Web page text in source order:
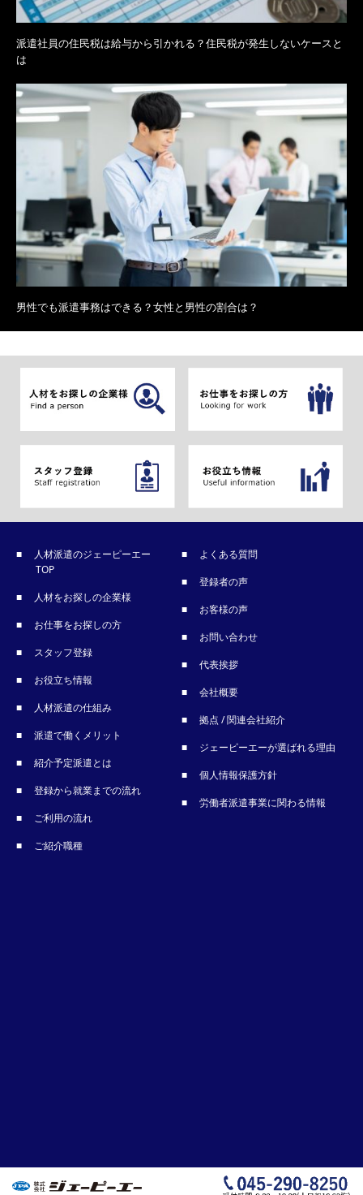
派遣社員の住民税は給与から引かれる？住民税が発生しないケースと
は
男性でも派遣事務はできる？女性と男性の割合は？
人材派遣のジェーピーエー
TOP
人材をお探しの企業様
お仕事をお探しの方
スタッフ登録
お役立ち情報
人材派遣の仕組み
派遣で働くメリット
紹介予定派遣とは
登録から就業までの流れ
ご利用の流れ
ご紹介職種
よくある質問
登録者の声
お客様の声
お問い合わせ
代表挨拶
会社概要
拠点 / 関連会社紹介
ジェーピーエーが選ばれる理由
個人情報保護方針
労働者派遣事業に関わる情報